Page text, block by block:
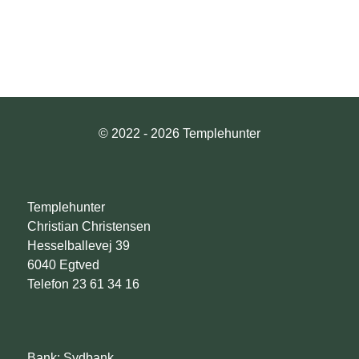
© 2022 - 2026 Templehunter
Templehunter
Christian Christensen
Hesselballevej 39
6040 Egtved
Telefon 23 61 34 16